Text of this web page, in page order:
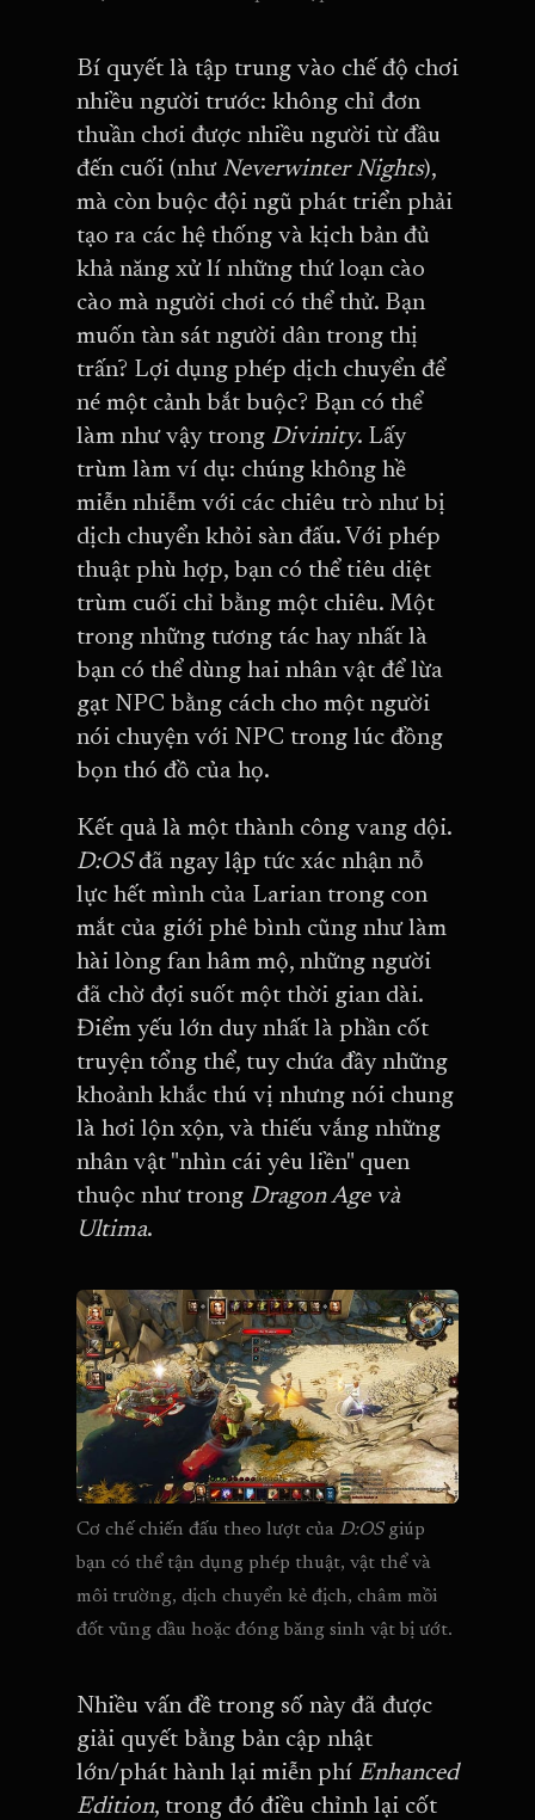
Bí quyết là tập trung vào chế độ chơi
nhiều người trước: không chỉ đơn
thuần chơi được nhiều người từ đầu
đến cuối (như Neverwinter Nights),
mà còn buộc đội ngũ phát triển phải
tạo ra các hệ thống và kịch bản đủ
khả năng xử lí những thứ loạn cào
cào mà người chơi có thể thử. Bạn
muốn tàn sát người dân trong thị
trấn? Lợi dụng phép dịch chuyển để
né một cảnh bắt buộc? Bạn có thể
làm như vậy trong Divinity. Lấy
trùm làm ví dụ: chúng không hề
miễn nhiễm với các chiêu trò như bị
dịch chuyển khỏi sàn đấu. Với phép
thuật phù hợp, bạn có thể tiêu diệt
trùm cuối chỉ bằng một chiêu. Một
trong những tương tác hay nhất là
bạn có thể dùng hai nhân vật để lừa
gạt NPC bằng cách cho một người
nói chuyện với NPC trong lúc đồng
bọn thó đồ của họ.
Kết quả là một thành công vang dội.
D:OSđã ngay lập tức xác nhận nỗ
lực hết mình của Larian trong con
mắt của giới phê bình cũng như làm
hài lòng fan hâm mộ, những người
đã chờ đợi suốt một thời gian dài.
Điểm yếu lớn duy nhất là phần cốt
truyện tổng thể, tuy chứa đầy những
khoảnh khắc thú vị nhưng nói chung
là hơi lộn xộn, và thiếu vắng những
nhân vật "nhìn cái yêu liền" quen
thuộc như trong Dragon Age và
Ultima.
Cơ chế chiến đấu theo lượt của D:OS giúp
bạn có thể tận dụng phép thuật, vật thể và
môi trường, dịch chuyển kẻ địch, châm mồi
đốt vũng dầu hoặc đóng băng sinh vật bị ướt.
Nhiều vấn đề trong số này đã được
giải quyết bằng bản cập nhật
lớn/phát hành lại miễn phí Enhanced
Edition, trong đó điều chỉnh lại cốt